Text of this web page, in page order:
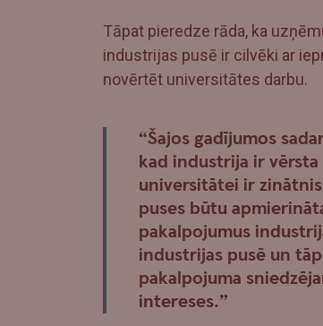
Tāpat pieredze rāda, ka
industrijas pusē ir cilvēki ar
novērtēt universitātes darbu.
“Šajos gadījumos
kad industrija ir
universitātei ir
puses būtu
pakalpojumus
industrijas pusē un
pakalpojuma
intereses.”